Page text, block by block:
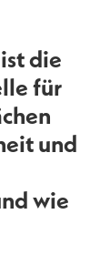
die
für
und
wie